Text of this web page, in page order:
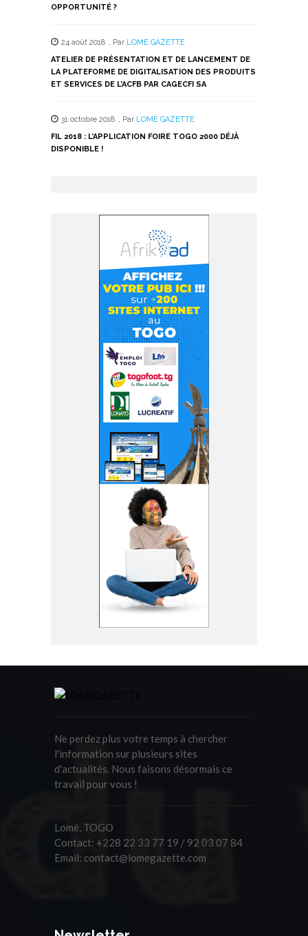
OPPORTUNITÉ ?
24 août 2018 , Par LOME GAZETTE
ATELIER DE PRÉSENTATION ET DE LANCEMENT DE
LA PLATEFORME DE DIGITALISATION DES PRODUITS
ET SERVICES DE L’ACFB PAR CAGECFI SA
31 octobre 2018 , Par LOME GAZETTE
FIL 2018 : L’APPLICATION FOIRE TOGO 2000 DÉJÀ
DISPONIBLE !
Ne perdez plus votre temps à chercher
l'information sur plusieurs sites
d'actualités. Nous faisons désormais ce
travail pour vous !
Lomé, TOGO
Contact: +228 22 33 77 19 / 92 03 07 84
Email: contact@lomegazette.com